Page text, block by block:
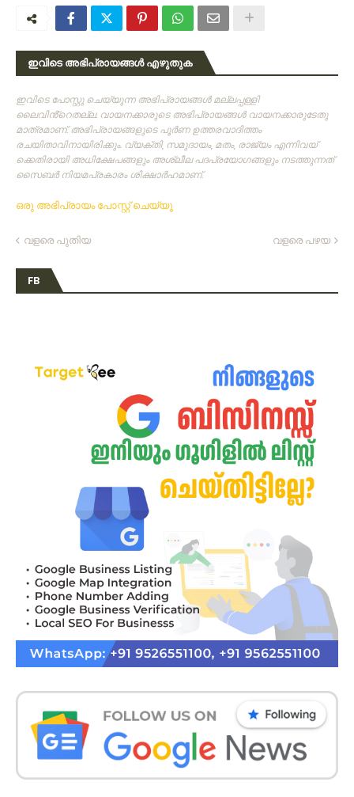
ഇവിടെ അഭിപ്രായങ്ങൾ എഴുതുക
ഇവിടെ പോസ്റ്റു ചെയ്യുന്ന അഭിപ്രായങ്ങള്‍ മല്ലപ്പള്ളി
ലൈവിൻ്റെതല്ല. വായനക്കാരുടെ അഭിപ്രായങ്ങള്‍ വായനക്കാരുടേതു
മാത്രമാണ്‌. അഭിപ്രായങ്ങളുടെ പൂര്‍ണ ഉത്തരവാദിത്തം
രചയിതാവിനായിരിക്കും. വ്യക്തി, സമുദായം, മതം, രാജ്യം എന്നിവയ്
ക്കെതിരായി അധിക്ഷേപങ്ങളും അശ്ലീല പദപ്രയോഗങ്ങളും നടത്തുന്നത്‌
സൈബര്‍ നിയമപ്രകാരം ശിക്ഷാര്‍ഹമാണ്‌.
ഒരു അഭിപ്രായം പോസ്റ്റ് ചെയ്യൂ
വളരെ പുതിയ വളരെ പഴയ
FB